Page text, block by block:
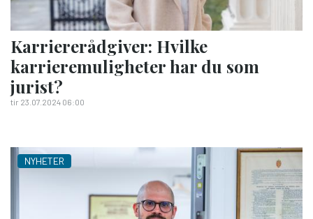
Karriererådgiver: Hvilke
karrieremuligheter har du som
jurist?
tir 23.07.2024 06:00
NYHETER